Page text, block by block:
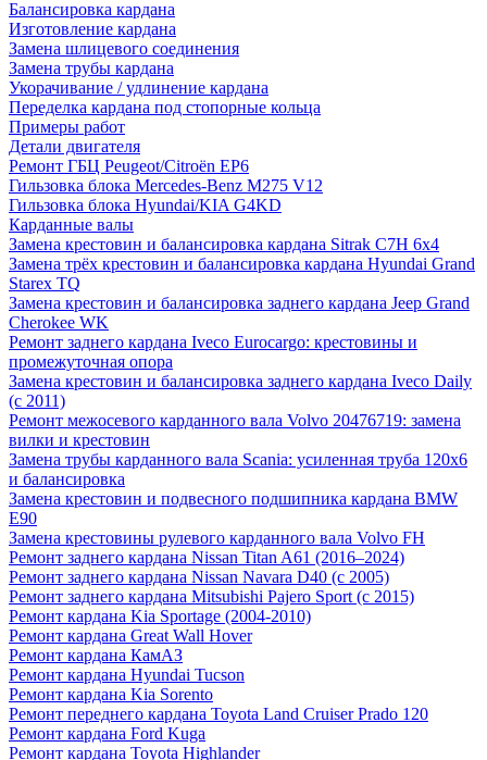
Балансировка кардана
Изготовление кардана
Замена шлицевого соединения
Замена трубы кардана
Укорачивание / удлинение кардана
Переделка кардана под стопорные кольца
Примеры работ
Детали двигателя
Ремонт ГБЦ Peugeot/Citroën EP6
Гильзовка блока Mercedes-Benz M275 V12
Гильзовка блока Hyundai/KIA G4KD
Карданные валы
Замена крестовин и балансировка кардана Sitrak C7H 6x4
Замена трёх крестовин и балансировка кардана Hyundai Grand
Starex TQ
Замена крестовин и балансировка заднего кардана Jeep Grand
Cherokee WK
Ремонт заднего кардана Iveco Eurocargo: крестовины и
промежуточная опора
Замена крестовин и балансировка заднего кардана Iveco Daily
(с 2011)
Ремонт межосевого карданного вала Volvo 20476719: замена
вилки и крестовин
Замена трубы карданного вала Scania: усиленная труба 120х6
и балансировка
Замена крестовин и подвесного подшипника кардана BMW
E90
Замена крестовины рулевого карданного вала Volvo FH
Ремонт заднего кардана Nissan Titan A61 (2016–2024)
Ремонт заднего кардана Nissan Navara D40 (с 2005)
Ремонт заднего кардана Mitsubishi Pajero Sport (с 2015)
Ремонт кардана Kia Sportage (2004-2010)
Ремонт кардана Great Wall Hover
Ремонт кардана КамАЗ
Ремонт кардана Hyundai Tucson
Ремонт кардана Kia Sorento
Ремонт переднего кардана Toyota Land Cruiser Prado 120
Ремонт кардана Ford Kuga
Ремонт кардана Toyota Highlander